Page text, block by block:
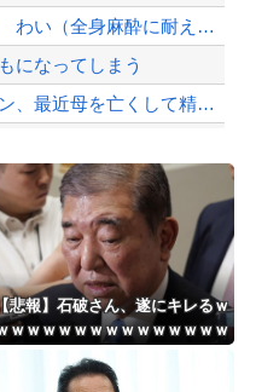
Powered by livedoor 相互RSS
医者「麻酔かけますよー」 わい（全身麻酔に耐えて見せる！うおおおおおお！！！！）
になってしまう
【悲報】射殺されたオッサン、最近母を亡くして精神的ショックを受けていたと判明
あきら「……白石」
日本旅行キャンセルすべきか…1万年ぶり史上最大級の火山の兆し＝韓国の反応
海外「おめでとうタキ！」リヴァプール南野がバースデーゴール！！
悲報】石破さん、遂にキレるｗ
ｗｗｗｗｗｗｗｗｗｗｗｗｗｗ